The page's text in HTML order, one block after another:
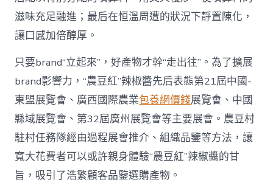
滋味充足融進；最后在恒溫周遭的狀況下靜置陳化，
讓口感加倍醇厚。
只要brand“立起來”，好產物才幹“走出往”。為了擴展
brand影響力，“農豆紅”辣椒醬先后表態第21屆中國-
東盟展覽會、廣西國際農業包養網價錢展覽會、中國
縣域展覽會、第32屆廣州展覽會等主要展會。農豆村
駐村任務隊經由過程展會推介、組織品鑒等方法，讓
寬大花費者可以或許親身體驗“農豆紅”辣椒醬的甘
旨，吸引了浩繁顧客品鑒選購產物。